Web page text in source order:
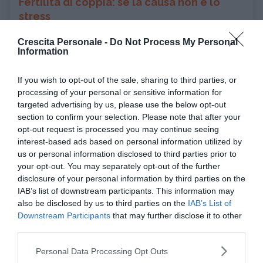
Crescita Personale - Do Not Process My Personal
Information
If you wish to opt-out of the sale, sharing to third parties, or
processing of your personal or sensitive information for
targeted advertising by us, please use the below opt-out
section to confirm your selection. Please note that after your
opt-out request is processed you may continue seeing
interest-based ads based on personal information utilized by
us or personal information disclosed to third parties prior to
your opt-out. You may separately opt-out of the further
disclosure of your personal information by third parties on the
IAB’s list of downstream participants. This information may
also be disclosed by us to third parties on the IAB’s List of
Downstream Participants that may further disclose it to other
Please note that this website/app uses one or more Google
Personal Data Processing Opt Outs
stress
rapporti non protetti (un anno circa se la donna non
ai 40), prima di dare tutta la colpa allo stress è
necessario escludere possibilicause fisiologiche
capaci di minare la fertilità di coppia. Una visita
dall’andrologo e unesame del liquido seminale
lui,dosaggi ormonali e visita ginecologicaper lei
sono i primi passi per individuare eventuali anomalie.
Per la donna sono consigliabili anche
un’isteroscopiaper valutare la morfologia della
cavità uterina e unaisterosalpingografia, l’esame
che controlla lo stato delle tube. Nel caso in cui
questi controlli mettano in luce qualche problema
(ma anche quando sembra tutto a posto) è bene